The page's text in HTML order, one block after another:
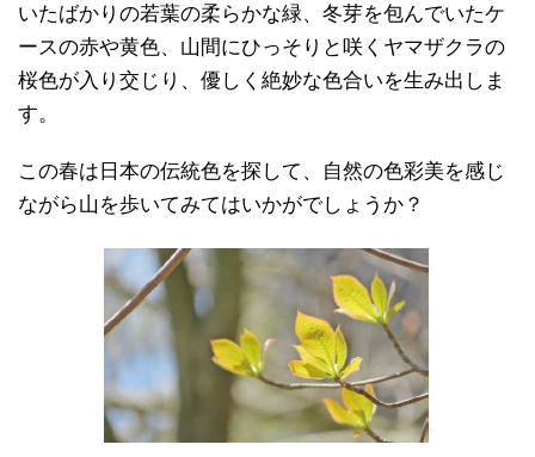
いたばかりの若葉の柔らかな緑、冬芽を包んでいたケ
ースの赤や黄色、山間にひっそりと咲くヤマザクラの
桜色が入り交じり、優しく絶妙な色合いを生み出しま
す。
この春は日本の伝統色を探して、自然の色彩美を感じ
ながら山を歩いてみてはいかがでしょうか？